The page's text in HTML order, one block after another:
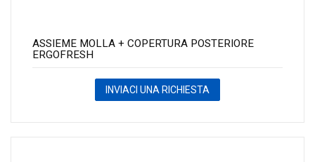
ASSIEME MOLLA + COPERTURA POSTERIORE
ERGOFRESH
INVIACI UNA RICHIESTA